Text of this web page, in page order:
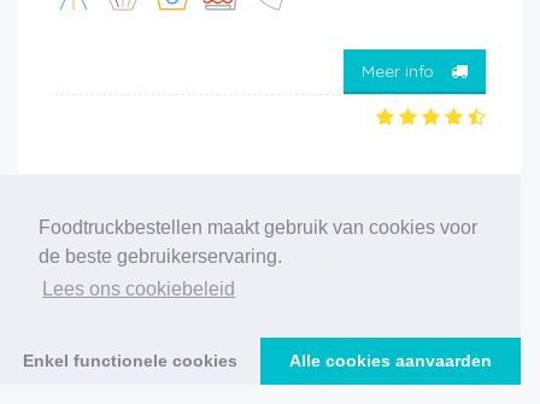
Foodtruckbestellen maakt gebruik van cookies voor
de beste gebruikerservaring.
Lees ons cookiebeleid
Enkel functionele cookies Alle cookies aanvaarden
Meer info
‹ 1 2 3 4 5 6 7 8 9 10
194 foodtrucks gevonden